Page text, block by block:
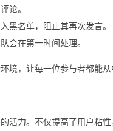
论。
黑名单，阻止其再次发言。
会在第一时间处理。
境，让每一位参与者都能从
活力。不仅提高了用户粘